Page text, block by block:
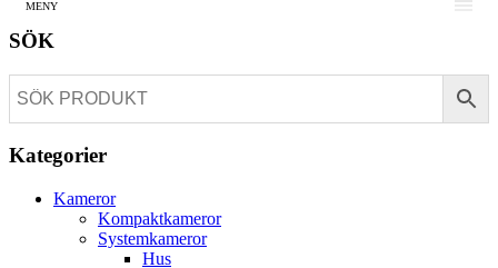
MENY
SÖK
Kategorier
Kameror
Kompaktkameror
Systemkameror
Hus